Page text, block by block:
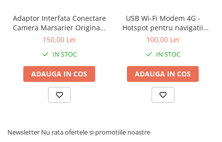
Adaptor Interfata Conectare
Camera Marsarier Originala
pentru VW, Skoda, Seat
150,00 Lei
IN STOC
ADAUGA IN COS
USB Wi-Fi Modem 4G -
Hotspot pentru navigatii
Android si cartela Yoxo
100,00 Lei
IN STOC
ADAUGA IN COS
Newsletter Nu rata ofertele si promotiile noastre